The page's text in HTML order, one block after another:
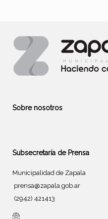
Sobre nosotros
Subsecretaría de Prensa
Municipalidad de Zapala
prensa@zapala.gob.ar
(2942) 421413